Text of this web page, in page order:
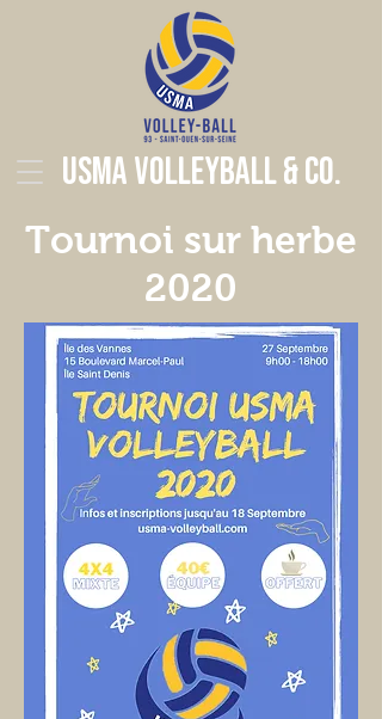
USMA Volleyball & Co.
Tournoi sur herbe
2020